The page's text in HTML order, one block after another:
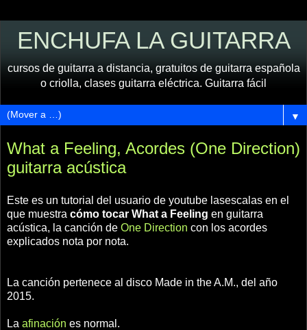
ENCHUFA LA GUITARRA
cursos de guitarra a distancia, gratuitos de guitarra española
o criolla, clases guitarra eléctrica. Guitarra fácil
▼
What a Feeling, Acordes (One Direction)
guitarra acústica
Este es un tutorial del usuario de youtube lasescalas en el
que muestra cómo tocar What a Feeling en guitarra
acústica, la canción de One Direction con los acordes
explicados nota por nota.
La canción pertenece al disco Made in the A.M., del año
2015.
La afinación es normal.